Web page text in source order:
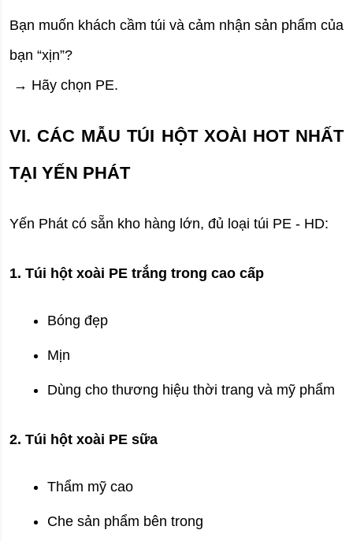
Bạn muốn khách cầm túi và cảm nhận sản phẩm của
bạn “xịn”?
→ Hãy chọn PE.
VI. CÁC MẪU TÚI HỘT XOÀI HOT NHẤT
TẠI YẾN PHÁT
Yến Phát có sẵn kho hàng lớn, đủ loại túi PE - HD:
1. Túi hột xoài PE trắng trong cao cấp
Bóng đẹp
Mịn
Dùng cho thương hiệu thời trang và mỹ phẩm
2. Túi hột xoài PE sữa
Thẩm mỹ cao
Che sản phẩm bên trong